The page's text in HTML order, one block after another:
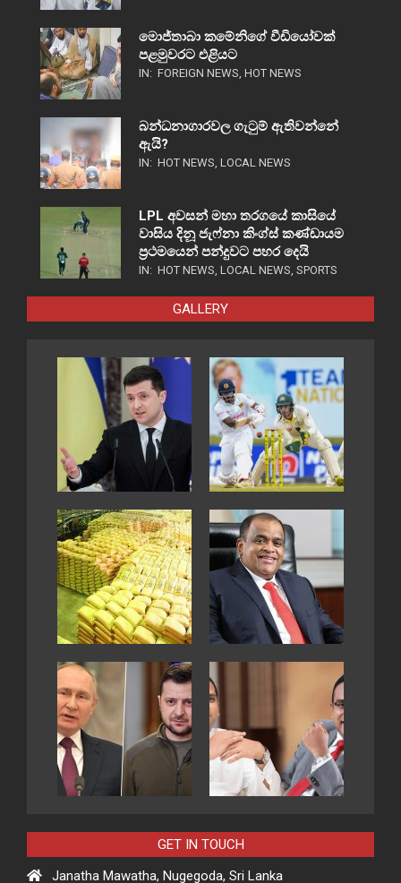
මොජ්තාබා කමේනිගේ වීඩියෝවක්
පළමුවරට එළියට
IN: FOREIGN NEWS, HOT NEWS
බන්ධනාගාරවල ගැටුම් ඇතිවන්නේ
ඇයි?
IN: HOT NEWS, LOCAL NEWS
LPL අවසන් මහා තරගයේ කාසියේ
වාසිය දිනූ ජැෆ්නා කිංග්ස් කණ්ඩායම
ප්‍රථමයෙන් පන්දුවට පහර දෙයි
IN: HOT NEWS, LOCAL NEWS, SPORTS
GALLERY
GET IN TOUCH
Janatha Mawatha, Nugegoda, Sri Lanka